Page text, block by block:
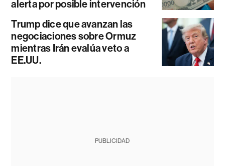
alerta por posible intervención
Trump dice que avanzan las
negociaciones sobre Ormuz
mientras Irán evalúa veto a
EE.UU.
PUBLICIDAD